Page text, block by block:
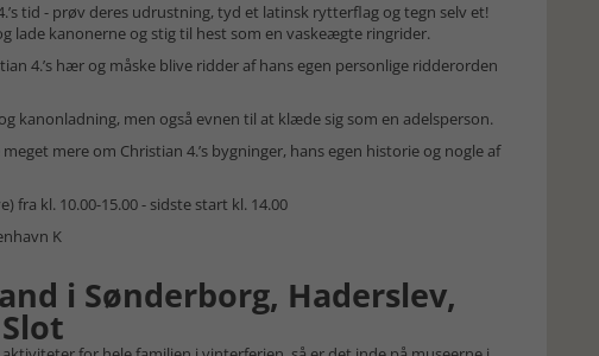
tid - prøv deres udrustning, tyd et latinsk rytterflag og tegn selv et!
lade kanonerne og stig til hest som en vaskeægte ringrider.
4.’s hær og måske blive ridder af hans egen personlige ridderorden
kanonladning, men også evnen til at klæde sig som en adelsperson.
mere om Christian 4.’s bygninger, hans egen historie og nogle af
fra kl. 10.00-15.00 - sidste start kl. 14.00
K
i Sønderborg, Haderslev,